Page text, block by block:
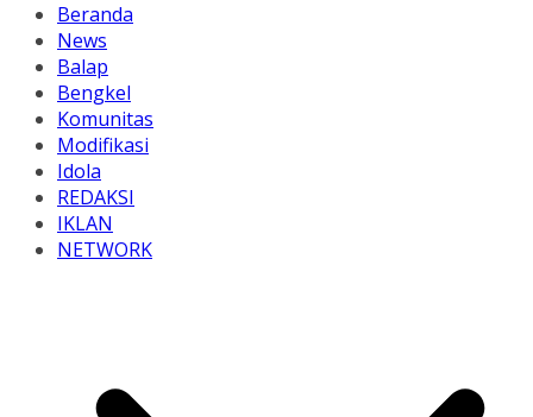
Beranda
News
Balap
Bengkel
Komunitas
Modifikasi
Idola
REDAKSI
IKLAN
NETWORK